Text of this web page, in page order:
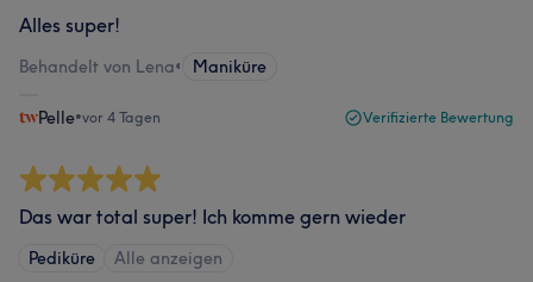
Alles super!
Behandelt von Lena• Maniküre
Pelle•vor 4 Tagen Verifizierte Bewertung
Das war total super! Ich komme gern wieder
Pediküre Alle anzeigen